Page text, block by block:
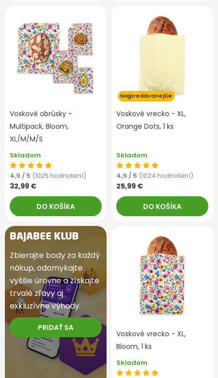
Voskové obrúsky -
Multipack, Bloom,
XL/M/M/S
Skladom
4,9 / 5 (1025 hodnotení)
32,99 €
DO KOŠÍKA
Najpredávanejšie
Voskové vrecko - XL,
Orange Dots, 1 ks
Skladom
4,9 / 5 (1024 hodnotení)
25,99 €
DO KOŠÍKA
BAJABEE KLUB
Zbierajte body za každý
nákup, odomykajte
vyššie úrovne a získajte
trvalé zľavy aj
exkluzívne výhody.
PRIDAŤ SA
Voskové vrecko - XL,
Bloom, 1 ks
Skladom